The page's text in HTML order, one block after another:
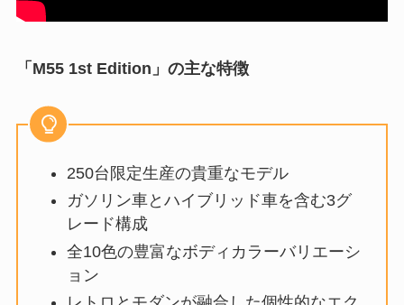
「M55 1st Edition」の主な特徴
250台限定生産の貴重なモデル
ガソリン車とハイブリッド車を含む3グ
レード構成
全10色の豊富なボディカラーバリエーシ
ョン